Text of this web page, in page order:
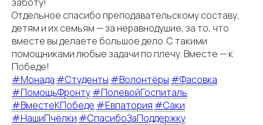
Отдельное спасибо преподавательскому составу,
детям и их семьям — за неравнодушие, за то, что
вместе вы делаете большое дело. С такими
помощниками любые задачи по плечу. Вместе — к
Победе!
#Монада #Студенты #Волонтёры #Фасовка
#ПомощьФронту#ПолевойГоспиталь
#ВместеКПобеде #Евпатория #Саки
#НашиПчёлки #СпасибоЗаПоддержку